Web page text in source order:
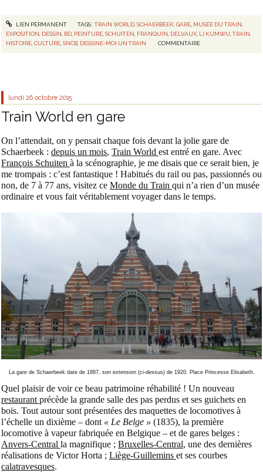
LIEN PERMANENT TAGS :TRAIN WORLD, SCHAERBEEK GARE, MUSÉE DU TRAIN
EXPOSITION DESSIN BD PEINTURE ,SCHUITEN FRANQUIN DELVAUX LI KUMWU ,TRAIN
HISTOIRE ,CULTURE ,SNCB DESSINE-MOI UN TRAIN COMMENTAIRE
lundi 26 octobre 2015
Train World en gare
On l’attendait, on y pensait chaque fois devant la jolie gare de
Schaerbeek : depuis un mois, Train World est entré en gare. Avec
François Schuiten à la scénographie, je me disais que ce serait bien, je
me trompais : c’est fantastique ! Habitués du rail ou pas, passionnés ou
non, de 7 à 77 ans, visitez ce Monde du Train qui n’a rien d’un musée
ordinaire et vous fait véritablement voyager dans le temps.
La gare de Schaerbeek date de 1887, son extension (ci-dessus) de 1920. Place Princesse Elisabeth.
Quel plaisir de voir ce beau patrimoine réhabilité ! Un nouveau
restaurant précède la grande salle des pas perdus et ses guichets en
bois. Tout autour sont présentées des maquettes de locomotives à
l’échelle un dixième – dont « Le Belge » (1835), la première
locomotive à vapeur fabriquée en Belgique – et de gares belges :
Anvers-Central la magnifique ; Bruxelles-Central, une des dernières
réalisations de Victor Horta ; Liège-Guillemins et ses courbes
calatravesques.